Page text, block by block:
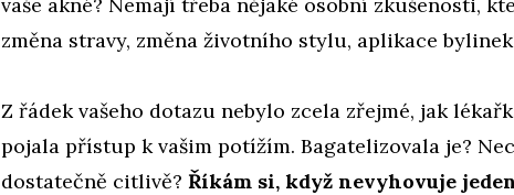
změna stravy, změna životního stylu, aplikace
Z řádek vašeho dotazu nebylo zcela zřejmé, jak
pojala přístup k vašim potížím. Bagatelizovala je?
dostatečně citlivě? Říkám si, když nevyhovuje